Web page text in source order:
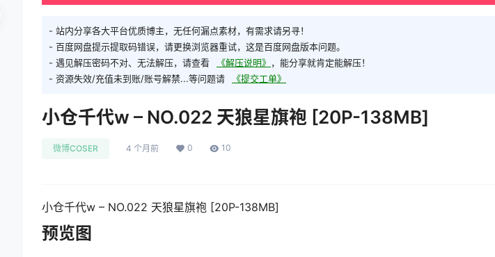
- 站内分享各大平台优质博主，无任何漏点素材，有需求请另寻！
- 百度网盘提示提取码错误，请更换浏览器重试，这是百度网盘版本问题。
- 遇见解压密码不对、无法解压，请查看
《解压说明》 ，能分享就肯定能解压！
- 资源失效/充值未到账/账号解禁...等问题请
《提交工单》
小仓千代w – NO.022 天狼星旗袍 [20P-138MB]
微博COSER 4 个月前 0 10
小仓千代w – NO.022 天狼星旗袍 [20P-138MB]
预览图